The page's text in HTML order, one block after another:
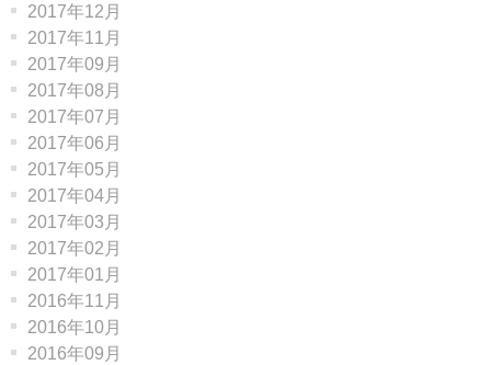
2017年12月
2017年11月
2017年09月
2017年08月
2017年07月
2017年06月
2017年05月
2017年04月
2017年03月
2017年02月
2017年01月
2016年11月
2016年10月
2016年09月